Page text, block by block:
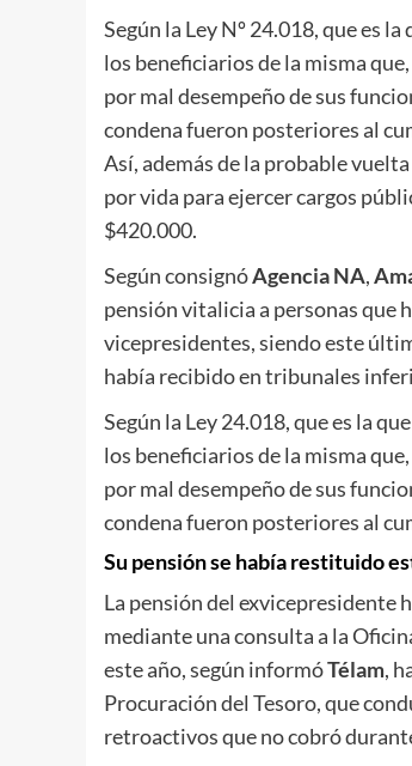
Según la Ley Nº 24.018, que es
los beneficiarios de la misma
por mal desempeño de sus
condena fueron posteriores al
Así, además de la probable
por vida para ejercer cargos
$420.000.
Según consignóAgencia NA,
pensión vitalicia a personas que
vicepresidentes, siendo este
había recibido en tribunales
Según la Ley 24.018, que es la
los beneficiarios de la misma
por mal desempeño de sus
condena fueron posteriores al
Su pensión se había restituido
La pensión del exvicepresidente
mediante una consulta a la
este año, según informóTélam,
Procuración del Tesoro, que
retroactivos que no cobró